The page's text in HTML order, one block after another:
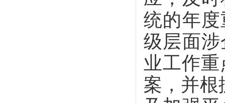
统的年
级层面
业工作
案，并根